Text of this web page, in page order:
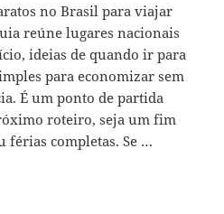
no Brasil para viajar
reúne lugares nacionais
ideias de quando ir para
para economizar sem
É um ponto de partida
roteiro, seja um fim
férias completas. Se …
baratos no Brasil: onde viajar